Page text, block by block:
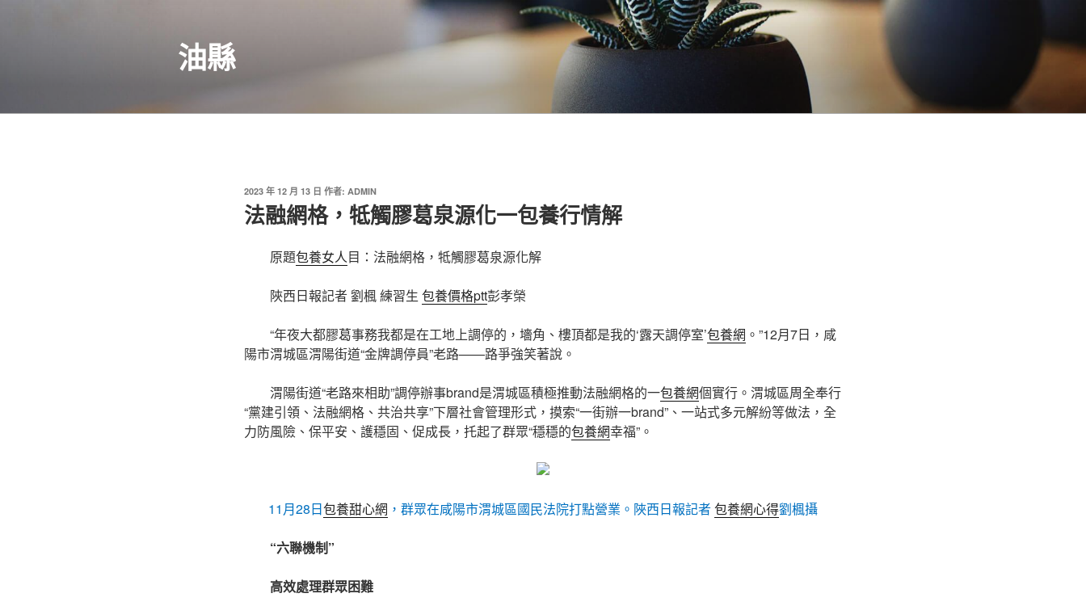
油縣
發
佈
於
2023 年 12 月 13 日 作者: ADMIN
法融網格，牴觸膠葛泉源化一包養行情解
原題包養女人目：法融網格，牴觸膠葛泉源化解
陜西日報記者 劉楓 練習生 包養價格ptt彭孝榮
“年夜大都膠葛事務我都是在工地上調停的，墻角、樓頂都是我的‘露天調停室’包養網 。”12月7日，咸
陽市渭城區渭陽街道“金牌調停員”老路——路爭強笑著說。
渭陽街道“老路來相助”調停辦事brand是渭城區積極推動法融網格的一包養網個實行。渭城區周全奉行
“黨建引領、法融網格、共治共享”下層社會管理形式，摸索“一街辦一brand”、一站式多元解紛等做法，全
力防風險、保平安、護穩固、促成長，托起了群眾“穩穩的包養網幸福”。
11月28日包養甜心網 ，群眾在咸陽市渭城區國民法院打點營業。陜西日報記者包養網心得劉楓攝
“六聯機制”
高效處理群眾困難